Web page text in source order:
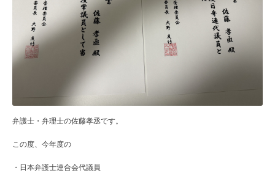
弁護士・弁理士の佐藤孝丞です。
この度、今年度の
・日本弁護士連合会代議員